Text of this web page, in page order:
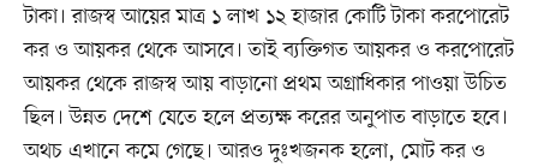
টাকা। রাজস্ব আয়ের মাত্র ১ লাখ ১২ হাজার কোটি টাকা করপোরেট
কর ও আয়কর থেকে আসবে। তাই ব্যক্তিগত আয়কর ও করপোরেট
আয়কর থেকে রাজস্ব আয় বাড়ানো প্রথম অগ্রাধিকার পাওয়া উচিত
ছিল। উন্নত দেশে যেতে হলে প্রত্যক্ষ করের অনুপাত বাড়াতে হবে।
অথচ এখানে কমে গেছে। আরও দুঃখজনক হলো, মোট কর ও